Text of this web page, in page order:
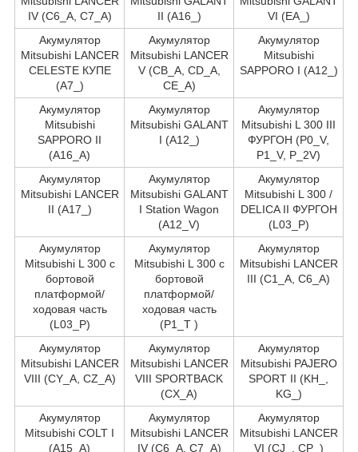
IV (C6_A, C7_A)
II (A16_)
VI (EA_)
Акумулятор
Mitsubishi LANCER
CELESTE КУПЕ
(A7_)
Акумулятор
Mitsubishi LANCER
V (CB_A, CD_A,
CE_A)
Акумулятор
Mitsubishi
SAPPORO I (A12_)
Акумулятор
Mitsubishi
SAPPORO II
(A16_A)
Акумулятор
Mitsubishi GALANT
I (A12_)
Акумулятор
Mitsubishi L 300 III
ФУРГОН (P0_V,
P1_V, P_2V)
Акумулятор
Mitsubishi LANCER
II (A17_)
Акумулятор
Mitsubishi GALANT
I Station Wagon
(A12_V)
Акумулятор
Mitsubishi L 300 /
DELICA II ФУРГОН
(L03_P)
Акумулятор
Mitsubishi L 300 c
бортовой
платформой/
ходовая часть
(L03_P)
Акумулятор
Mitsubishi L 300 c
бортовой
платформой/
ходовая часть
(P1_T )
Акумулятор
Mitsubishi LANCER
III (C1_A, C6_A)
Акумулятор
Mitsubishi LANCER
VIII (CY_A, CZ_A)
Акумулятор
Mitsubishi LANCER
VIII SPORTBACK
(CX_A)
Акумулятор
Mitsubishi PAJERO
SPORT II (KH_,
KG_)
Акумулятор
Mitsubishi COLT I
(A15_A)
Акумулятор
Mitsubishi LANCER
IV (C6_A, C7_A)
Акумулятор
Mitsubishi LANCER
VI (CJ_, CP_)